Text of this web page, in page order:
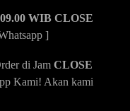
WIB CLOSE
]
di Jam CLOSE
Kami! Akan kami